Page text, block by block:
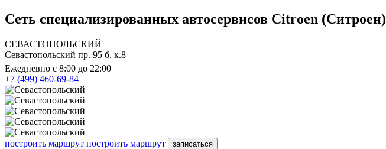
Сеть специализированных автосервисов Citroen (Ситроен)
СЕВАСТОПОЛЬСКИЙ
Севастопольский пр. 95 б, к.8
Ежедневно с 8:00 до 22:00
+7 (499) 460-69-84
построить маршрут построить маршрут записаться